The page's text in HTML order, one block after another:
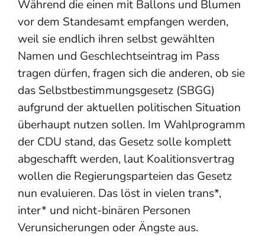
Während die einen mit Ballons und Blumen
vor dem Standesamt empfangen werden,
weil sie endlich ihren selbst gewählten
Namen und Geschlechtseintrag im Pass
tragen dürfen, fragen sich die anderen, ob sie
das Selbstbestimmungsgesetz (SBGG)
aufgrund der aktuellen politischen Situation
überhaupt nutzen sollen. Im Wahlprogramm
der CDU stand, das Gesetz solle komplett
abgeschafft werden, laut Koalitionsvertrag
wollen die Regierungsparteien das Gesetz
nun evaluieren. Das löst in vielen trans*,
inter* und nicht-binären Personen
Verunsicherungen oder Ängste aus.